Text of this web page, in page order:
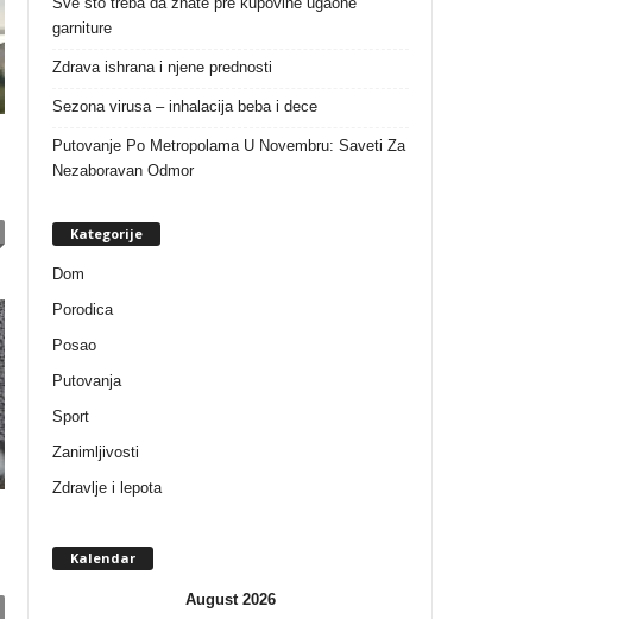
garniture
Zdrava ishrana i njene prednosti
Sezona virusa – inhalacija beba i dece
Putovanje Po Metropolama U Novembru: Saveti Za
Nezaboravan Odmor
Kategorije
Dom
Porodica
Posao
Putovanja
Sport
Zanimljivosti
Zdravlje i lepota
Kalendar
August 2026